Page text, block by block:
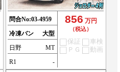
問合No:03-4959
冷凍バン
大型
日野
MT
R1
-
856 万円
（税込）
保証
車検
ＰＧ
動画